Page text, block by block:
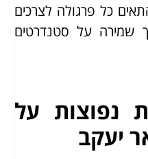
כל פרגולה לצרכים
שמירה על סטנדרטים
נפוצות על
יעקב